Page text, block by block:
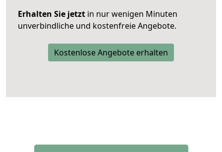
Erhalten Sie jetzt in nur wenigen Minuten
unverbindliche und kostenfreie Angebote.
Kostenlose Angebote erhalten